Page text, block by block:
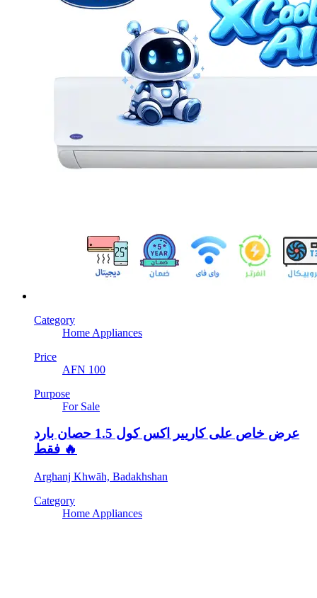
Category
Home Appliances
Price
AFN 100
Purpose
For Sale
عرض خاص على كاريير اكس كول 1.5 حصان بارد
فقط 🔥
Arghanj Khwāh, Badakhshan
Category
Home Appliances